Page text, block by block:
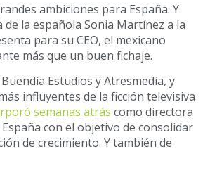
ambiciones para España. Y
de la española Sonia Martínez a la
para su CEO, el mexicano
más que un buen fichaje.
Estudios y Atresmedia, y
influyentes de la ficción televisiva
semanas atrás como directora
con el objetivo de consolidar
de crecimiento. Y también de